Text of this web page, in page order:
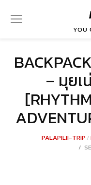
YOU
– มุยเ
PALAPILII-TRIP /